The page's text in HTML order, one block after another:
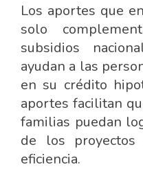
Los aportes que
solo
subsidios
ayudan a las
en su crédito
aportes facilitan
familias puedan
de los
eficiencia.